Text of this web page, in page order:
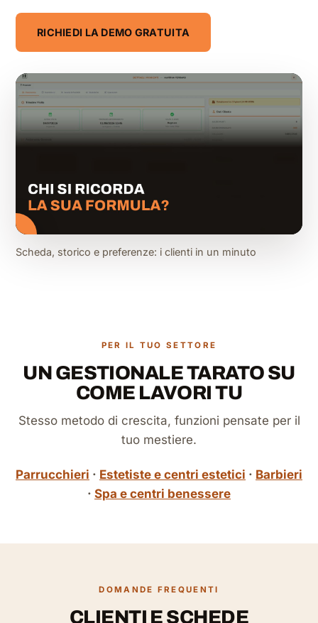
RICHIEDI LA DEMO GRATUITA
Scheda, storico e preferenze: i clienti in un minuto
PER IL TUO SETTORE
UN GESTIONALE TARATO SU
COME LAVORI TU
Stesso metodo di crescita, funzioni pensate per il
tuo mestiere.
Parrucchieri · Estetiste e centri estetici · Barbieri
· Spa e centri benessere
DOMANDE FREQUENTI
CLIENTI E SCHEDE